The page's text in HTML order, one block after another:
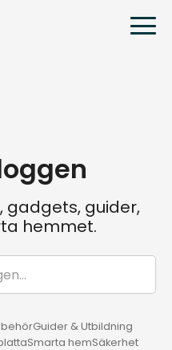
gadgets, guider,
hemmet.
Guider & Utbildning
Smarta hemSäkerhet